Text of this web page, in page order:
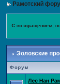
Рамотский
С возвращением,
Эоловские
Форум
Лес Нан